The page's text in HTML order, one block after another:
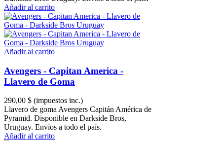
Añadir al carrito
Añadir al carrito
Avengers - Capitan America -
Llavero de Goma
290,00 $ (impuestos inc.)
Llavero de goma Avengers Capitán América de
Pyramid. Disponible en Darkside Bros,
Uruguay. Envíos a todo el país.
Añadir al carrito